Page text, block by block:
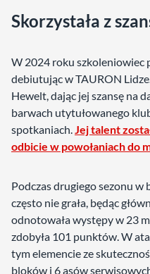
Skorzystała z
W 2024 roku szkoleniowiec
debiutując w TAURON
Hewelt, dając jej szansę na
barwach utytułowanego
spotkaniach.Jej talent
odbicie w powołaniach do
Podczas drugiego sezonu
często nie grała, będąc
odnotowała występy w 23
zdobyła 101 punktów. W
tym elemencie ze
bloków i 6 asów